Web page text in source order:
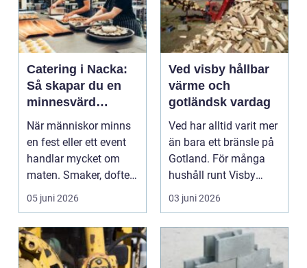
Catering i Nacka:
Så skapar du en
minnesvärd
upplevelse med
maten i fokus
När människor minns
en fest eller ett event
handlar mycket om
maten. Smaker, dofter
och hu...
05 juni 2026
Ved visby hållbar
värme och
gotländsk vardag
Ved har alltid varit mer
än bara ett bränsle på
Gotland. För många
hushåll runt Visby
betyder veden ...
03 juni 2026